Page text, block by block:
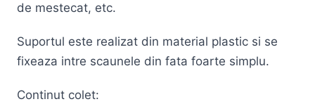
de mestecat, etc.
Suportul este realizat din material plastic si se
fixeaza intre scaunele din fata foarte simplu.
Continut colet: